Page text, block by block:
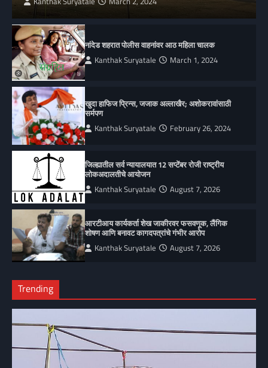
नांदेड शहरात पोलीस वाहनांवर आठ महिला चालक
Kanthak Suryatale March 1, 2024
खुदा हाफिज प्रिन्स, जजाक अल्लाखैर; अशोकरावांसाठी
सर्मपण
Kanthak Suryatale February 26, 2024
जिल्ह्यातील सर्व न्यायालयात 12 सप्टेंबर रोजी राष्ट्रीय
लोकअदालतीचे आयोजन
Kanthak Suryatale August 7, 2026
आरटीआय कार्यकर्ता शेख जाकीरवर फसवणूक, लैंगिक
शोषण आणि बनावट कागदपत्रांचे गंभीर आरोप
Kanthak Suryatale August 7, 2026
Trending